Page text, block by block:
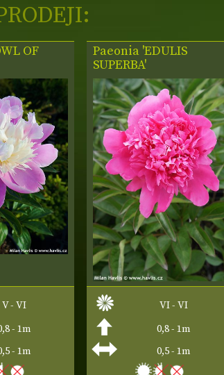
OF
V - VI
- 1m
- 1m
Paeonia 'EDULIS
SUPERBA'
VI - VI
0,8 - 1m
0,5 - 1m